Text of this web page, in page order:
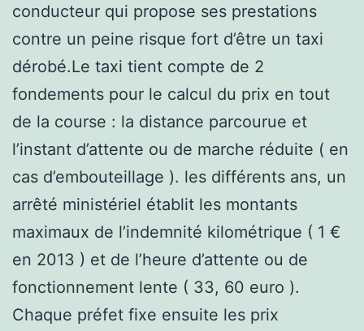
conducteur qui propose ses prestations
contre un peine risque fort d’être un taxi
dérobé.Le taxi tient compte de 2
fondements pour le calcul du prix en tout
de la course : la distance parcourue et
l’instant d’attente ou de marche réduite ( en
cas d’embouteillage ). les différents ans, un
arrêté ministériel établit les montants
maximaux de l’indemnité kilométrique ( 1 €
en 2013 ) et de l’heure d’attente ou de
fonctionnement lente ( 33, 60 euro ).
Chaque préfet fixe ensuite les prix